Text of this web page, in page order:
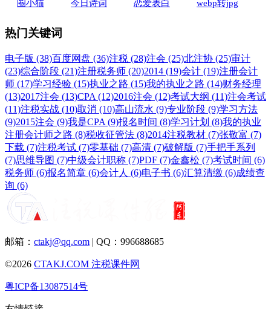
圈小猫 今日诗词 恋爱表白 webp转jpg
热门关键词
电子版 (38)百度网盘 (36)注税 (28)注会 (25)北注协 (25)审计
(23)综合阶段 (21)注册税务师 (20)2014 (19)会计 (19)注册会计
师 (17)学习经验 (15)执业之路 (15)我的执业之路 (14)财务经理
(13)2017注会 (13)CPA (12)2016注会 (12)考试大纲 (11)注会考试
(11)注税实战 (10)取消 (10)高山流水 (9)专业阶段 (9)学习方法
(9)2015注会 (9)我是CPA (9)报名时间 (8)学习计划 (8)我的执业
注册会计师之路 (8)税收征管法 (8)2014注税教材 (7)张敬富 (7)
下载 (7)注税考试 (7)零基础 (7)高清 (7)破解版 (7)手把手系列
(7)思维导图 (7)中级会计职称 (7)PDF (7)金鑫松 (7)考试时间 (6)
税务师 (6)报名简章 (6)会计人 (6)电子书 (6)汇算清缴 (6)成绩查
询 (6)
邮箱： ctakj@qq.com | QQ：996688685
©2026 CTAKJ.COM 注税课件网
粤ICP备13087514号